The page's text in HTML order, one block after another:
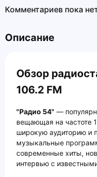
Комментариев пока
Описание
Обзор
106.2 FM
"Радио 54" —
вещающая на частоте
широкую аудиторию и
музыкальные
современные хиты,
интервью с